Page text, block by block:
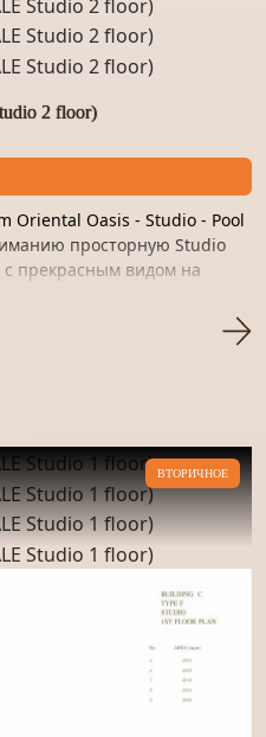
2 floor)
Oriental Oasis - Studio - Pool
просторную Studio
прекрасным видом на
ВТОРИЧНОЕ